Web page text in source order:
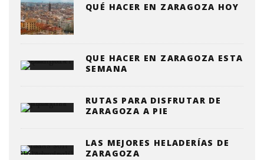
QUÉ HACER EN ZARAGOZA HOY
QUE HACER EN ZARAGOZA ESTA
SEMANA
RUTAS PARA DISFRUTAR DE
ZARAGOZA A PIE
LAS MEJORES HELADERÍAS DE
ZARAGOZA